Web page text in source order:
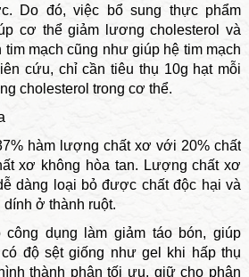
Do đó, việc bổ sung thực phẩm
cơ thể giảm lương cholesterol và
mạch cũng như giúp hệ tim mạch
cứu, chỉ cần tiêu thụ 10g hạt mỗi
cholesterol trong cơ thể.
hàm lượng chất xơ với 20% chất
xơ không hòa tan. Lượng chất xơ
dàng loại bỏ được chất độc hại và
dính ở thành ruột.
công dụng làm giảm táo bón, giúp
độ sệt giống như gel khi hấp thụ
thành phân tối ưu, giữ cho phân